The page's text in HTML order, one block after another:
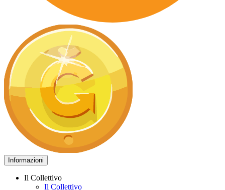
Informazioni
Il Collettivo
Il Collettivo